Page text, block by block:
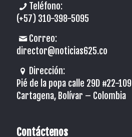
Teléfono:
(+57) 310-398-5095
Correo:
director@noticias625.co
Dirección:
Pié de la popa calle 29D #22-109
Cartagena, Bolívar – Colombia
Contáctenos